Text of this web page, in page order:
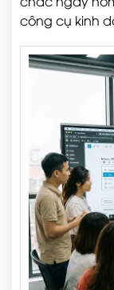
công cụ kinh